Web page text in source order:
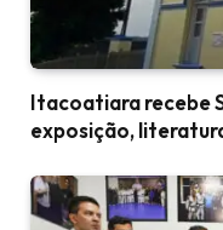
Itacoatiara recebe
exposição,